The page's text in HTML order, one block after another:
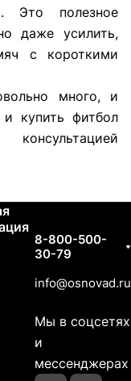
Это полезное
даже усилить,
с короткими
много, и
купить фитбол
8-800-500-
30-79
info@osnovad.ru
Мы в соцсетях
и
мессенджерах